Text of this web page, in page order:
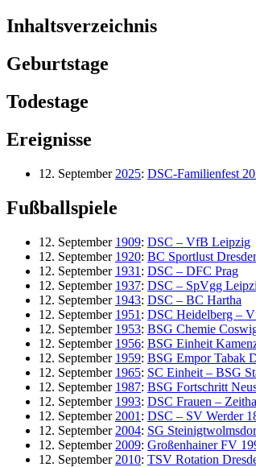
Inhaltsverzeichnis
Geburtstage
Todestage
Ereignisse
12. September 2025: DSC-Familienfest
Fußballspiele
12. September 1909: DSC – VfB Leipzig
12. September 1920: BC Sportlust
12. September 1931 : DSC – DFC Prag
12. September 1937: DSC – SpVgg
12. September 1943: DSC – BC Hartha
12. September 1951 : DSC Heidelberg –
12. September 1953: BSG Chemie
12. September 1956: BSG Einheit
12. September 1959: BSG Empor Tabak
12. September 1965: SC Einheit – BSG
12. September 1987: BSG Fortschritt
12. September 1993: DSC Frauen –
12. September 2001 : DSC – SV Werder
12. September 2004: SG
12. September 2009: Großenhainer FV
12. September 2010: TSV Rotation